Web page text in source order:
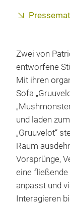
Zwei von
entworfene
Mit ihren
Sofa
und laden
„Gruuvelot“
Raum
Vorsprünge,
eine
anpasst und
Interagieren